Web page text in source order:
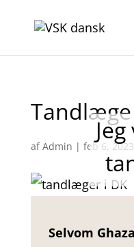
Tandlæge
afAdmin | feb 6, 2023
Selvom